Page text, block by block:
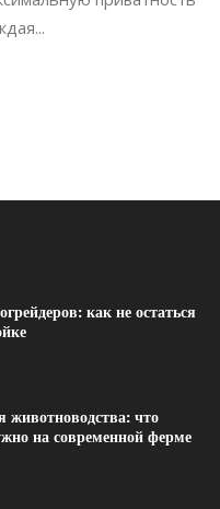
как не остаться
животноводства: что
на современной ферме